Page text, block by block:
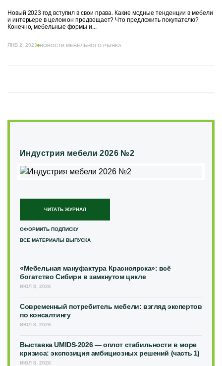
Новый 2023 год вступил в свои права. Какие модные тенденции в мебели
и интерьере в целом он предвещает? Что предложить покупателю?
Конечно, мебельные формы и...
ЯНВ 2, 2023 НОВОСТИ МЕБЕЛЬНОГО РЫНКА
Индустрия мебели 2026 №2
ЧИТАТЬ ЖУРНАЛ
ОФОРМИТЬ ПОДПИСКУ
ВСЕ МАТЕРИАЛЫ ВЫПУСКА
«Мебельная мануфактура Красноярска»: всё
богатство Сибири в замкнутом цикле
ИЮЛ 8, 2026
Современный потребитель мебели: взгляд экспертов
по консалтингу
ИЮЛ 8, 2026
Выставка UMIDS-2026 — оплот стабильности в море
кризиса: экспозиция амбициозных решений (часть 1)
ИЮЛ 8, 2026